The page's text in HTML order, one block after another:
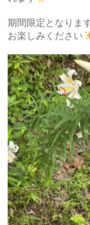
期間限定となりま
お楽しみください